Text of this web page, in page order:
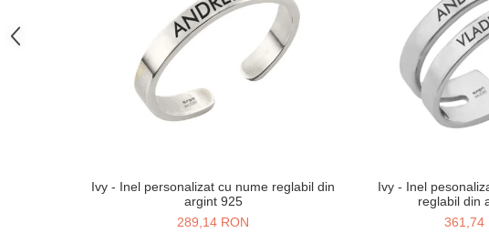
Ivy - Inel personalizat cu nume reglabil din
argint 925
289,14 RON
Ivy - Inel
reglabil din
361,74